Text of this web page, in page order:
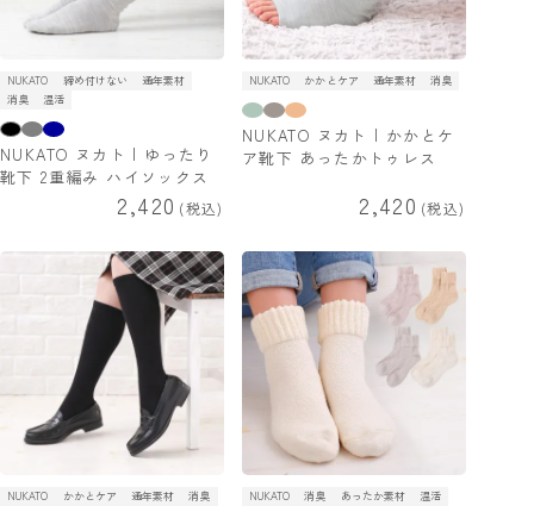
NUKATO 締め付けない
通年素材
消臭
温活
NUKATO ヌカト | ゆったり
靴下 2重編み ハイソックス
2,420 税込
NUKATO かかとケア 通年素材 消臭
NUKATO ヌカト | かかとケ
ア靴下 あったかトゥレス
2,420 税込
NUKATO かかとケア 通年素材 消臭 NUKATO 消臭 あったか素材 温活